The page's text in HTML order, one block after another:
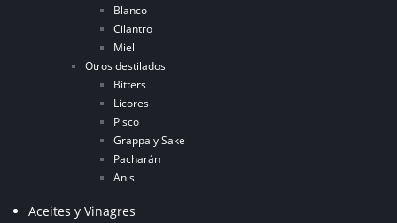
Blanco
Cilantro
Miel
Otros destilados
Bitters
Licores
Pisco
Grappa y Sake
Pacharán
Anis
Aceites y Vinagres